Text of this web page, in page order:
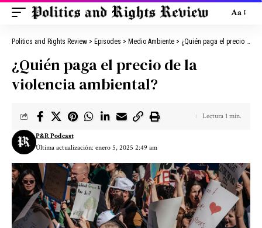
Aa
Politics and Rights Review > Episodes > Medio Ambiente > ¿Quién paga el precio de la violencia ambiental?
¿Quién paga el precio de la
violencia ambiental?
Última actualización: enero 5, 2025 2:49 am
P&R Podcast
Lectura 1 min.